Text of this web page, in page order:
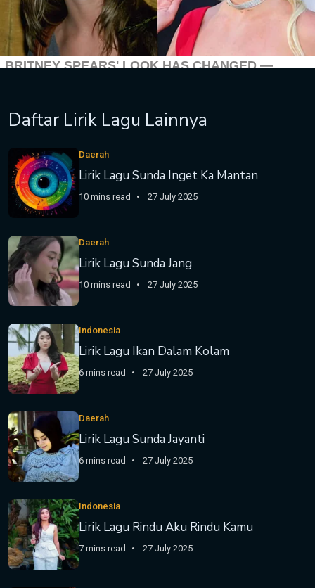
Daftar Lirik Lagu Lainnya
Daerah
Lirik Lagu Sunda Inget Ka Mantan
10 mins read 27 July 2025
Daerah
Lirik Lagu Sunda Jang
10 mins read 27 July 2025
Indonesia
Lirik Lagu Ikan Dalam Kolam
6 mins read 27 July 2025
Daerah
Lirik Lagu Sunda Jayanti
6 mins read 27 July 2025
Indonesia
Lirik Lagu Rindu Aku Rindu Kamu
7 mins read 27 July 2025